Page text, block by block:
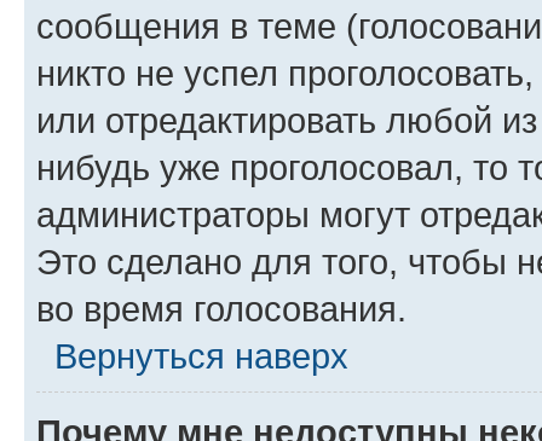
сообщения в теме
никто не успел
или отредактировать любой
нибудь уже проголосовал, то
администраторы могут
Это сделано для того, чтобы
во время голосования.
Вернуться наверх
Почему мне недоступны